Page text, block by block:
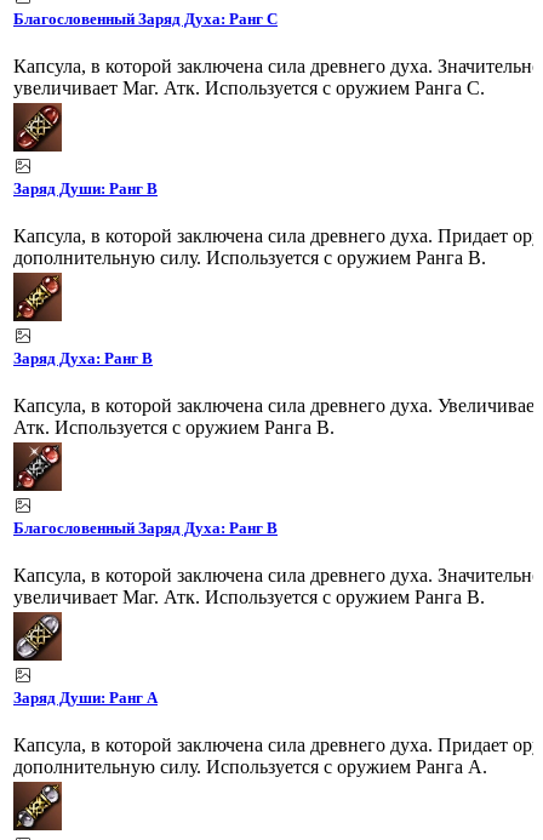
Благословенный Заряд Духа: Ранг C
Капсула, в которой заключена сила древнего духа. Значительно
увеличивает Маг. Атк. Используется с оружием Ранга C.
Заряд Души: Ранг B
Капсула, в которой заключена сила древнего духа. Придает
дополнительную силу. Используется с оружием Ранга B.
Заряд Духа: Ранг B
Капсула, в которой заключена сила древнего духа.
Атк. Используется с оружием Ранга B.
Благословенный Заряд Духа: Ранг B
Капсула, в которой заключена сила древнего духа. Значительно
увеличивает Маг. Атк. Используется с оружием Ранга B.
Заряд Души: Ранг A
Капсула, в которой заключена сила древнего духа. Придает
дополнительную силу. Используется с оружием Ранга A.